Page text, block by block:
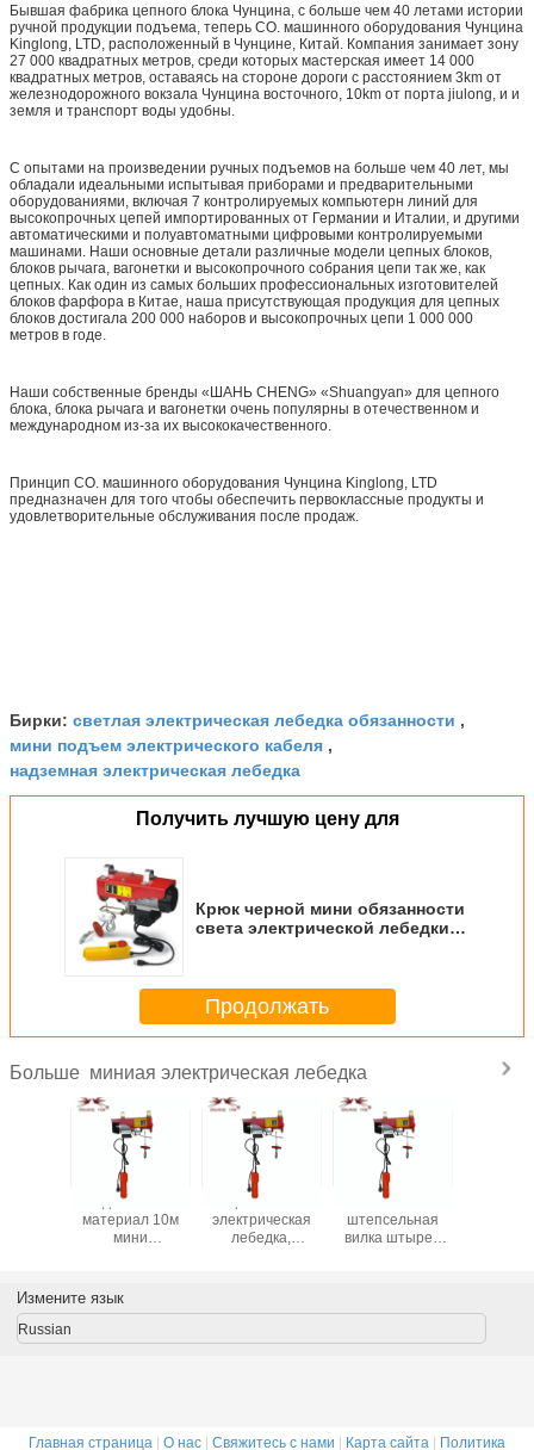
Бывшая фабрика цепного блока Чунцина, с больше чем 40 летами истории
ручной продукции подъема, теперь CO. машинного оборудования Чунцина
Kinglong, LTD, расположенный в Чунцине, Китай. Компания занимает зону
27 000 квадратных метров, среди которых мастерская имеет 14 000
квадратных метров, оставаясь на стороне дороги с расстоянием 3km от
железнодорожного вокзала Чунцина восточного, 10km от порта jiulong, и и
земля и транспорт воды удобны.
С опытами на произведении ручных подъемов на больше чем 40 лет, мы
обладали идеальными испытывая приборами и предварительными
оборудованиями, включая 7 контролируемых компьютерн линий для
высокопрочных цепей импортированных от Германии и Италии, и другими
автоматическими и полуавтоматными цифровыми контролируемыми
машинами. Наши основные детали различные модели цепных блоков,
блоков рычага, вагонетки и высокопрочного собрания цепи так же, как
цепных. Как один из самых больших профессиональных изготовителей
блоков фарфора в Китае, наша присутствующая продукция для цепных
блоков достигала 200 000 наборов и высокопрочных цепи 1 000 000
метров в годе.
Наши собственные бренды «ШАНЬ CHENG» «Shuangyan» для цепного
блока, блока рычага и вагонетки очень популярны в отечественном и
международном из-за их высококачественного.
Принцип CO. машинного оборудования Чунцина Kinglong, LTD
предназначен для того чтобы обеспечить первоклассные продукты и
удовлетворительные обслуживания после продаж.
Бирки: светлая электрическая лебедка обязанности ,
мини подъем электрического кабеля ,
надземная электрическая лебедка
Получить лучшую цену для
Крюк черной мини обязанности
света электрической лебедки
Продолжать
Больше миниая электрическая лебедка
Подгонянный
материал 10м
мини
стальной
поднимая высоту
Черная мини
электрическая
лебедка,
лебедки
энергосберегающий
380В/50Хз мини
штепсельная
вилка штырей
раковину
Измените язык
Russian
Главная страница О нас Свяжитесь с нами Карта сайта Политика